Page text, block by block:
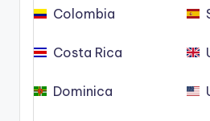
Colombia
Costa Rica
Dominica